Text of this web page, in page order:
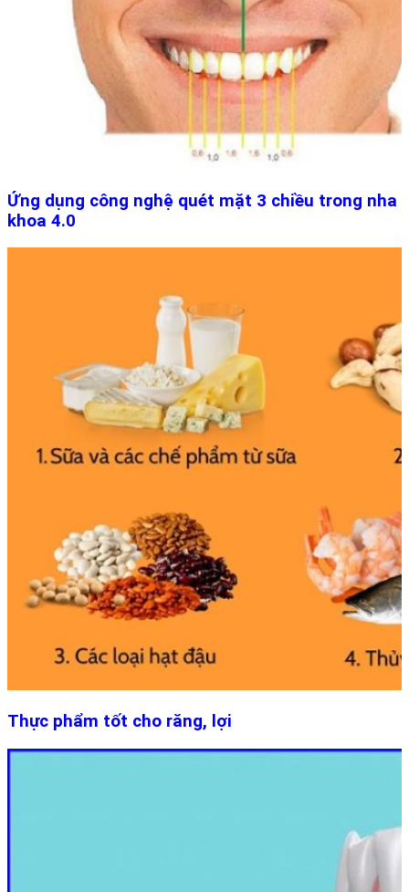
Ứng dụng công nghệ quét mặt 3 chiều trong nha
khoa 4.0
Thực phẩm tốt cho răng, lợi